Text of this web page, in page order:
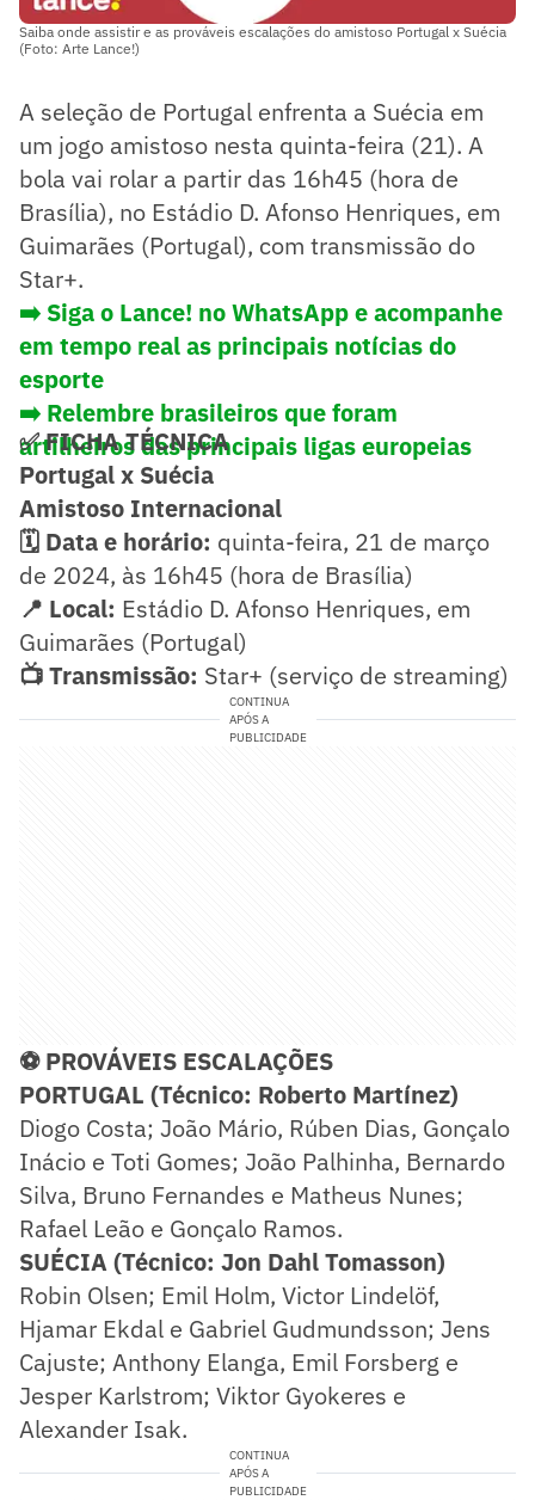
Saiba onde assistir e as prováveis escalações do amistoso Portugal x Suécia
(Foto: Arte Lance!)
A seleção de Portugal enfrenta a Suécia em
um jogo amistoso nesta quinta-feira (21). A
bola vai rolar a partir das 16h45 (hora de
Brasília), no Estádio D. Afonso Henriques, em
Guimarães (Portugal), com transmissão do
Star+.
➡️ Siga o Lance! no WhatsApp e acompanhe
em tempo real as principais notícias do
esporte
➡️ Relembre brasileiros que foram
artilheiros das principais ligas europeias
✅ FICHA TÉCNICA
Portugal x Suécia
Amistoso Internacional
🗓️ Data e horário: quinta-feira, 21 de março
de 2024, às 16h45 (hora de Brasília)
📍 Local: Estádio D. Afonso Henriques, em
Guimarães (Portugal)
📺 Transmissão: Star+ (serviço de streaming)
CONTINUA
APÓS A
PUBLICIDADE
⚽ PROVÁVEIS ESCALAÇÕES
PORTUGAL (Técnico: Roberto Martínez)
Diogo Costa; João Mário, Rúben Dias, Gonçalo
Inácio e Toti Gomes; João Palhinha, Bernardo
Silva, Bruno Fernandes e Matheus Nunes;
Rafael Leão e Gonçalo Ramos.
SUÉCIA (Técnico: Jon Dahl Tomasson)
Robin Olsen; Emil Holm, Victor Lindelöf,
Hjamar Ekdal e Gabriel Gudmundsson; Jens
Cajuste; Anthony Elanga, Emil Forsberg e
Jesper Karlstrom; Viktor Gyokeres e
Alexander Isak.
CONTINUA
APÓS A
PUBLICIDADE